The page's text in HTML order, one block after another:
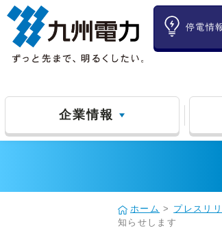
停電情
企業情報
ホーム > プレスリ
知らせします